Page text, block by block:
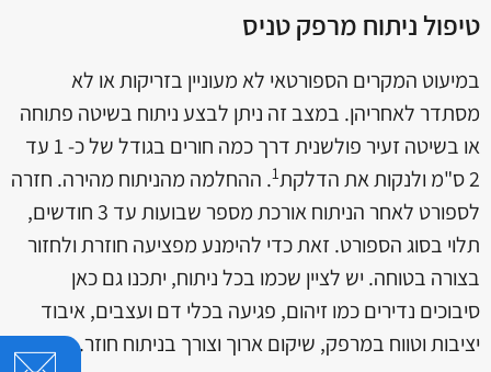
טיפול ניתוח מרפק טניס
במיעוט המקרים הספורטאי לא מעוניין בזריקות או לא
מסתדר לאחריהן. במצב זה ניתן לבצע ניתוח בשיטה פתוחה
או בשיטה זעיר פולשנית דרך כמה חורים בגודל של כ- 1 עד
2 ס"מ ולנקות את הדלקת
1. ההחלמה מהניתוח מהירה. חזרה
לספורט לאחר הניתוח אורכת מספר שבועות עד 3 חודשים,
תלוי בסוג הספורט. זאת כדי להימנע מפציעה חוזרת ולחזור
בצורה בטוחה. יש לציין שכמו בכל ניתוח, יתכנו גם כאן
סיבוכים נדירים כמו זיהום, פגיעה בכלי דם ועצבים, איבוד
יציבות וטווח במרפק, שיקום ארוך וצורך בניתוח חוזר.